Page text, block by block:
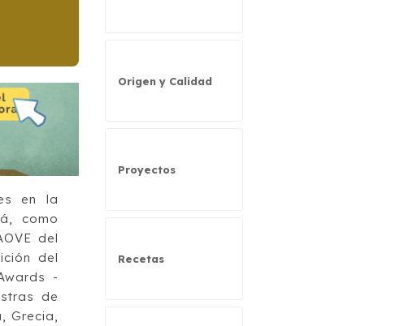
en la
como
del
del
-
de
Grecia,
Origen y Calidad
Proyectos
Recetas